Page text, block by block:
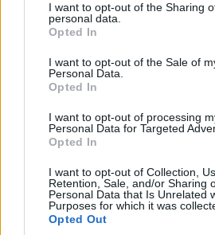
not limited to your visit or usage
grant or deny consent to Google and
use your data for below specified
consent section.
I want to opt-out of the Sharing
personal data.
Opted In
I want to opt-out of the Sale of
Personal Data.
Opted In
I want to opt-out of processing
Personal Data for Targeted
Opted In
I want to opt-out of Collection,
Retention, Sale, and/or Sharing
Personal Data that Is Unrelated
Purposes for which it was
Opted Out
Continua a leggere
BREAKING NEWS